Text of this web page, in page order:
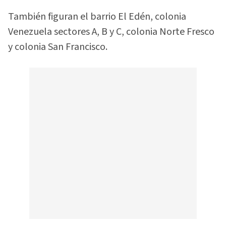
También figuran el barrio El Edén, colonia
Venezuela sectores A, B y C, colonia Norte Fresco
y colonia San Francisco.